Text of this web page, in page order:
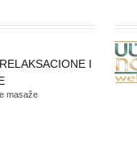
I
masaže